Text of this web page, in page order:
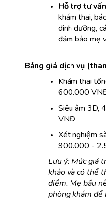
Hỗ trợ tư
khám thai,
dinh dưỡng,
đảm bảo mẹ
Bảng giá dịch vụ
Khám thai
600.000
Siêu âm 3D,
VNĐ
Xét nghiệm
900.000 -
Lưu ý: Mức giá
khảo và có thể
điểm. Mẹ bầu
phòng khám để